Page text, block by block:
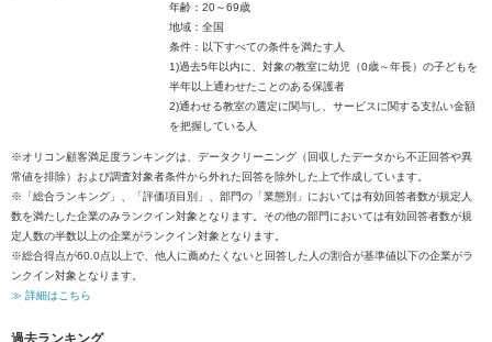
年齢：20～69歳
地域：全国
条件：以下すべての条件を満たす人
1)過去5年以内に、対象の教室に幼児（0歳～年長）の子どもを
半年以上通わせたことのある保護者
2)通わせる教室の選定に関与し、サービスに関する支払い金額
を把握している人
※オリコン顧客満足度ランキングは、データクリーニング（回収したデータから不正回答や異
常値を排除）および調査対象者条件から外れた回答を除外した上で作成しています。
※「総合ランキング」、「評価項目別」、部門の「業態別」においては有効回答者数が規定人
数を満たした企業のみランクイン対象となります。その他の部門においては有効回答者数が規
定人数の半数以上の企業がランクイン対象となります。
※総合得点が60.0点以上で、他人に薦めたくないと回答した人の割合が基準値以下の企業がラ
ンクイン対象となります。
≫ 詳細はこちら
過去ランキング